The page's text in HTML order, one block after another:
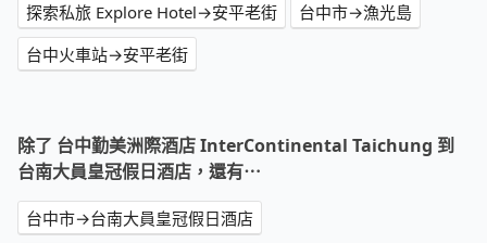
探索私旅 Explore Hotel→安平老街
台中市→漁光島
台中火車站→安平老街
除了 台中勤美洲際酒店 InterContinental Taichung 到
台南大員皇冠假日酒店，還有⋯
台中市→台南大員皇冠假日酒店